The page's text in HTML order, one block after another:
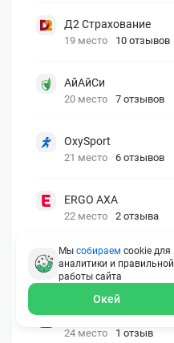
Д2 Страхование
19 место 10 отзывов
АйАйСи
20 место 7 отзывов
OxySport
21 место 6 отзывов
ERGO AXA
22 место 2 отзыва
Oxy Travel Premium
23 место 1 отзыв
УралСиб
24 место 1 отзыв
Мы собираем cookie для
аналитики и правильной
работы сайта
Окей